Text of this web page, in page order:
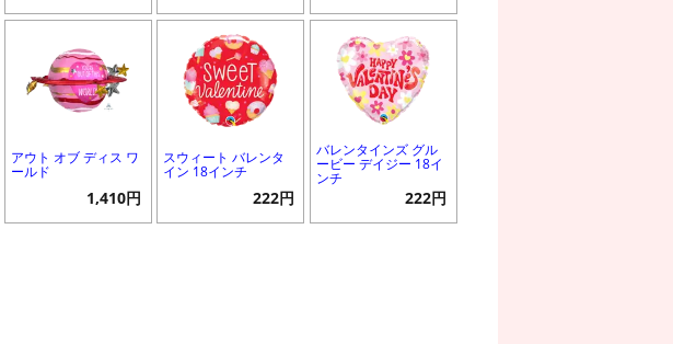
アウト オブ ディス ワ
ールド
1,410円
スウィート バレンタ
イン 18インチ
222円
バレンタインズ グル
ービー デイジー 18イ
ンチ
222円